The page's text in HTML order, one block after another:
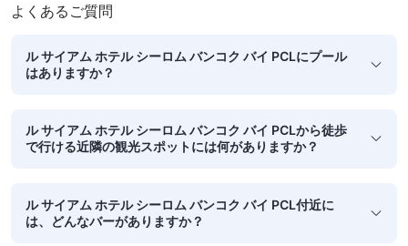
よくあるご質問
ル サイアム ホテル シーロム バンコク バイ PCLにプール
はありますか？
ル サイアム ホテル シーロム バンコク バイ PCLから徒歩
で行ける近隣の観光スポットには何がありますか？
ル サイアム ホテル シーロム バンコク バイ PCL付近に
は、どんなバーがありますか？